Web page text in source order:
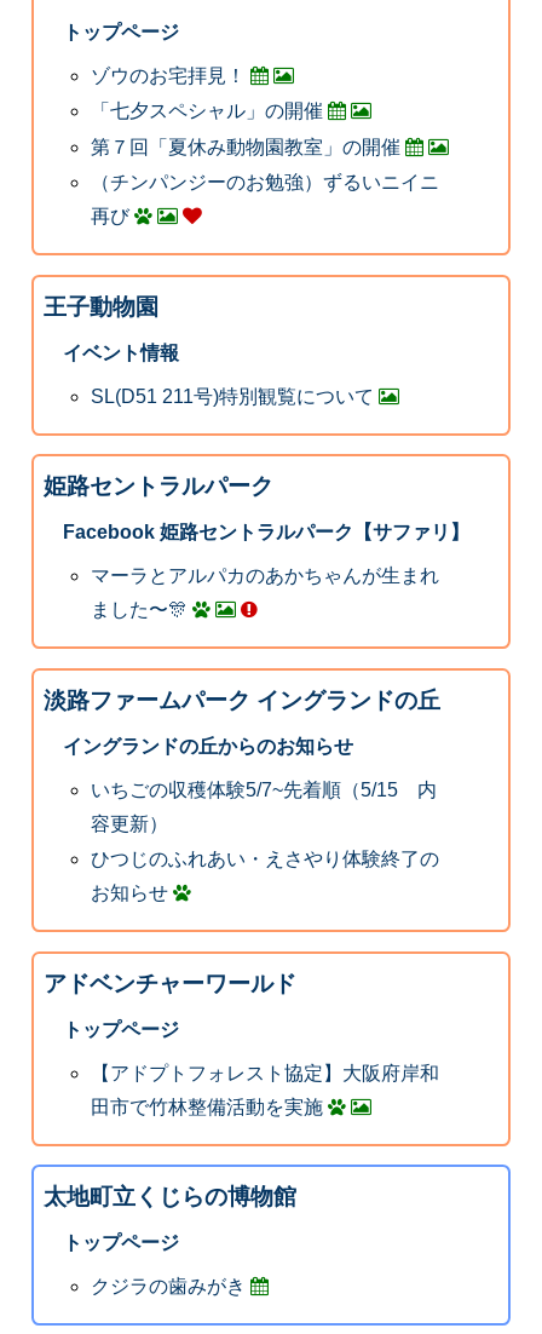
トップページ
ゾウのお宅拝見！
「七夕スペシャル」の開催
第７回「夏休み動物園教室」の開催
（チンパンジーのお勉強）ずるいニイニ
再び
王子動物園
イベント情報
SL(D51 211号)特別観覧について
姫路セントラルパーク
Facebook 姫路セントラルパーク【サファリ】
マーラとアルパカのあかちゃんが生まれ
ました〜🎊
淡路ファームパーク イングランドの丘
イングランドの丘からのお知らせ
いちごの収穫体験5/7~先着順（5/15 内
容更新）
ひつじのふれあい・えさやり体験終了の
お知らせ
アドベンチャーワールド
トップページ
【アドプトフォレスト協定】大阪府岸和
田市で竹林整備活動を実施
太地町立くじらの博物館
トップページ
クジラの歯みがき